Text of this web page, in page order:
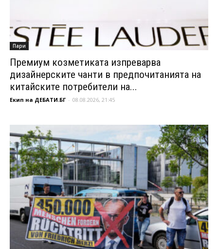
Пари
Премиум козметиката изпреварва
дизайнерските чанти в предпочитанията на
китайските потребители на...
Екип на ДЕБАТИ.БГ - 08.08.2026, 21:45